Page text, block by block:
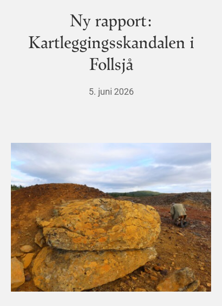
Ny rapport:
Kartleggingsskandalen i
Follsjå
5. juni 2026